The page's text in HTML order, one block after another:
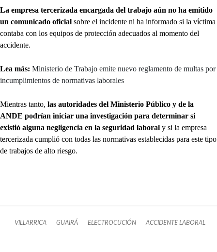
La empresa tercerizada encargada del trabajo aún no ha emitido
un comunicado oficial sobre el incidente ni ha informado si la víctima
contaba con los equipos de protección adecuados al momento del
accidente.
Lea más: Ministerio de Trabajo emite nuevo reglamento de multas por
incumplimientos de normativas laborales
Mientras tanto, las autoridades del Ministerio Público y de la
ANDE podrían iniciar una investigación para determinar si
existió alguna negligencia en la seguridad laboral y si la empresa
tercerizada cumplió con todas las normativas establecidas para este tipo
de trabajos de alto riesgo.
VILLARRICA GUAIRÁ ELECTROCUCIÓN ACCIDENTE LABORAL